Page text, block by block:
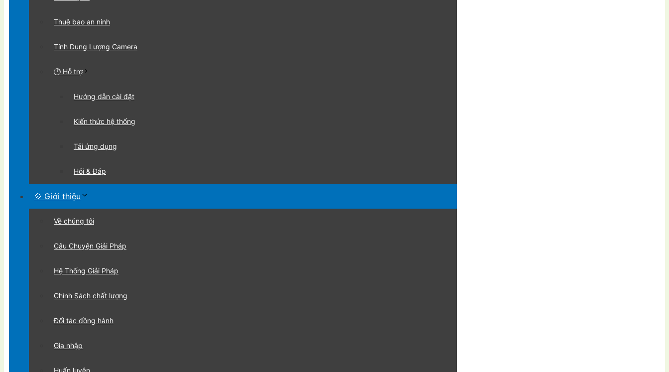
Thuê bao an ninh
Tính Dung Lượng Camera
🕛 Hỗ trợ
Hướng dẫn cài đặt
Kiến thức hệ thống
Tải ứng dụng
Hỏi & Đáp
💠 Giới thiệu
Về chúng tôi
Câu Chuyện Giải Pháp
Hệ Thống Giải Pháp
Chính Sách chất lượng
Đối tác đồng hành
Gia nhập
Huấn luyện